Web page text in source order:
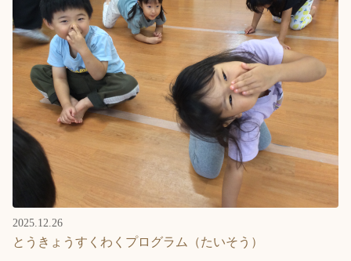
2025.12.26
とうきょうすくわくプログラム（たいそう）